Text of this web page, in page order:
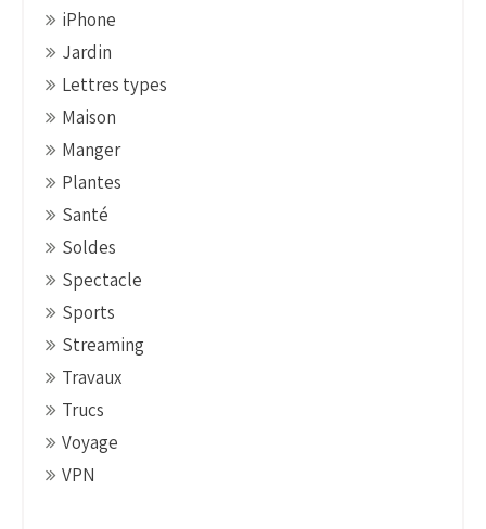
iPhone
Jardin
Lettres types
Maison
Manger
Plantes
Santé
Soldes
Spectacle
Sports
Streaming
Travaux
Trucs
Voyage
VPN